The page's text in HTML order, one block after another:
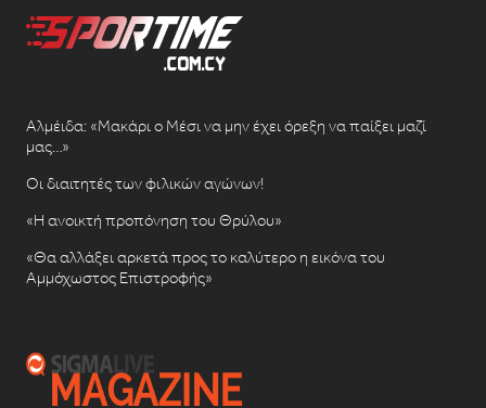
Αλμέιδα: «Μακάρι ο Μέσι να μην έχει όρεξη να παίξει μαζί
μας…»
Οι διαιτητές των φιλικών αγώνων!
«Η ανοικτή προπόνηση του Θρύλου»
«Θα αλλάξει αρκετά προς το καλύτερο η εικόνα του
Αμμόχωστος Επιστροφής»